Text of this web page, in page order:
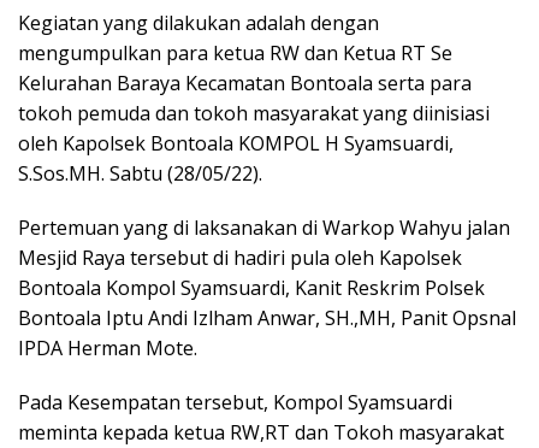
Kegiatan yang dilakukan adalah dengan
mengumpulkan para ketua RW dan Ketua RT Se
Kelurahan Baraya Kecamatan Bontoala serta para
tokoh pemuda dan tokoh masyarakat yang diinisiasi
oleh Kapolsek Bontoala KOMPOL H Syamsuardi,
S.Sos.MH. Sabtu (28/05/22).
Pertemuan yang di laksanakan di Warkop Wahyu jalan
Mesjid Raya tersebut di hadiri pula oleh Kapolsek
Bontoala Kompol Syamsuardi, Kanit Reskrim Polsek
Bontoala Iptu Andi Izlham Anwar, SH.,MH, Panit Opsnal
IPDA Herman Mote.
Pada Kesempatan tersebut, Kompol Syamsuardi
meminta kepada ketua RW,RT dan Tokoh masyarakat